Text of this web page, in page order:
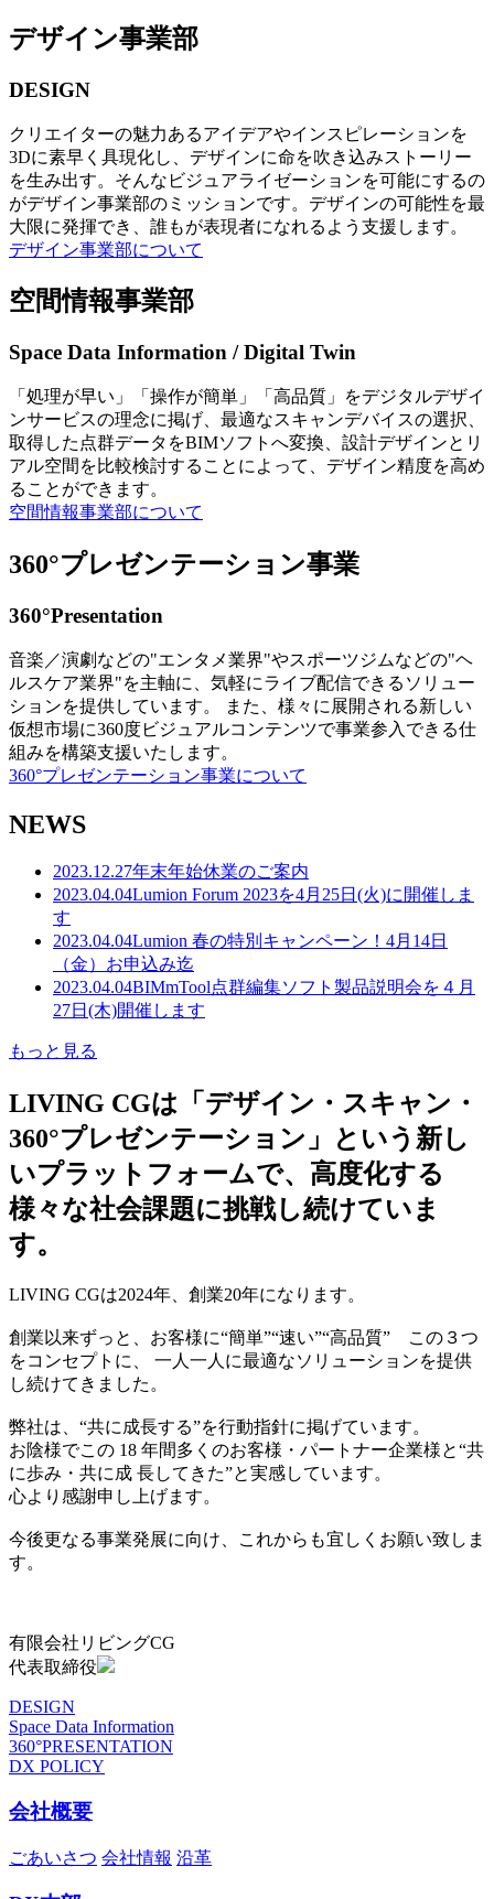
デザイン事業部
DESIGN
クリエイターの魅力あるアイデアやインスピレーションを
3Dに素早く具現化し、デザインに命を吹き込みストーリー
を生み出す。そんなビジュアライゼーションを可能にするの
がデザイン事業部のミッションです。デザインの可能性を最
大限に発揮でき、誰もが表現者になれるよう支援します。
デザイン事業部について
空間情報事業部
Space Data Information / Digital Twin
「処理が早い」「操作が簡単」「高品質」をデジタルデザイ
ンサービスの理念に掲げ、最適なスキャンデバイスの選択、
取得した点群データをBIMソフトへ変換、設計デザインとリ
アル空間を比較検討することによって、デザイン精度を高め
ることができます。
空間情報事業部について
360°プレゼンテーション事業
360°Presentation
音楽／演劇などの"エンタメ業界"やスポーツジムなどの"ヘ
ルスケア業界"を主軸に、気軽にライブ配信できるソリュー
ションを提供しています。 また、様々に展開される新しい
仮想市場に360度ビジュアルコンテンツで事業参入できる仕
組みを構築支援いたします。
360°プレゼンテーション事業について
NEWS
2023.12.27年末年始休業のご案内
2023.04.04Lumion Forum 2023を4月25日(火)に開催しま
す
2023.04.04Lumion 春の特別キャンペーン！4月14日
（金）お申込み迄
2023.04.04BIMmTool点群編集ソフト製品説明会を４月
27日(木)開催します
もっと見る
LIVING CGは「デザイン・スキャン・
360°プレゼンテーション」という新し
いプラットフォームで、高度化する
様々な社会課題に挑戦し続けていま
す。
LIVING CGは2024年、創業20年になります。
創業以来ずっと、お客様に“簡単”“速い”“高品質” この３つ
をコンセプトに、 一人一人に最適なソリューションを提供
し続けてきました。
弊社は、“共に成長する”を行動指針に掲げています。
お陰様でこの 18 年間多くのお客様・パートナー企業様と“共
に歩み・共に成 長してきた”と実感しています。
心より感謝申し上げます。
今後更なる事業発展に向け、これからも宜しくお願い致しま
す。
有限会社リビングCG
代表取締役
DESIGN
Space Data Information
360°PRESENTATION
DX POLICY
会社概要
ごあいさつ 会社情報 沿革